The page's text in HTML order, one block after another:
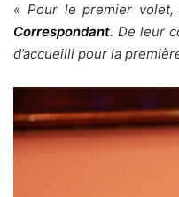
« Pour le premier
Correspondant. De leur
d’accueilli pour la